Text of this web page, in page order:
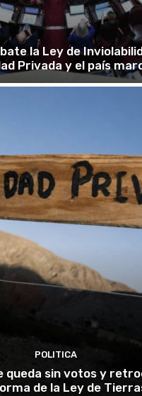
la Ley de
Privada y el país
POLITICA
queda sin votos y
de la Ley de